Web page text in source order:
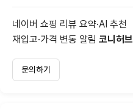
네이버 쇼핑 리뷰 요약·AI 추천
재입고·가격 변동 알림 코니허브
문의하기